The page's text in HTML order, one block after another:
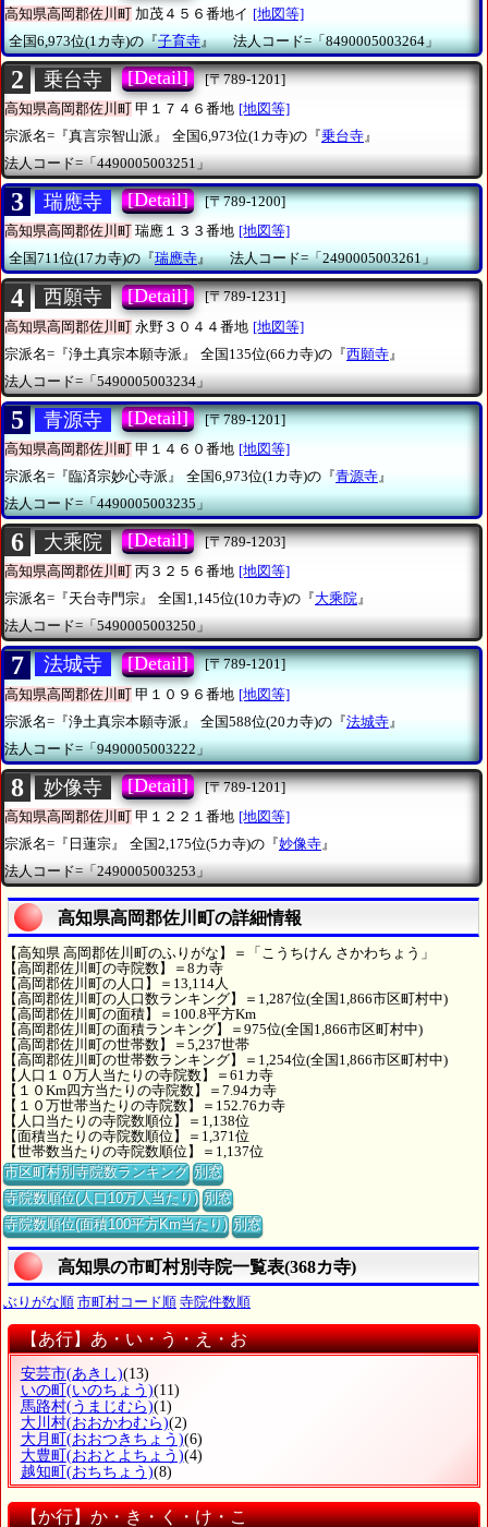
高知県高岡郡佐川町 加茂４５６番地イ [地図等]
全国6,973位(1カ寺)の『子育寺』 法人コード=「8490005003264」
2 乗台寺 [Detail]
[〒789-1201]
高知県高岡郡佐川町 甲１７４６番地 [地図等]
宗派名=『真言宗智山派』
全国6,973位(1カ寺)の『乗台寺』
法人コード=「4490005003251」
3 瑞應寺 [Detail]
[〒789-1200]
高知県高岡郡佐川町 瑞應１３３番地 [地図等]
全国711位(17カ寺)の『瑞應寺』 法人コード=「2490005003261」
4 西願寺 [Detail]
[〒789-1231]
高知県高岡郡佐川町 永野３０４４番地 [地図等]
宗派名=『浄土真宗本願寺派』
全国135位(66カ寺)の『西願寺 』
法人コード=「5490005003234」
5 青源寺 [Detail]
[〒789-1201]
高知県高岡郡佐川町 甲１４６０番地 [地図等]
宗派名=『臨済宗妙心寺派』
全国6,973位(1カ寺)の『青源寺』
法人コード=「4490005003235」
6 大乘院 [Detail]
[〒789-1203]
高知県高岡郡佐川町 丙３２５６番地 [地図等]
宗派名=『天台寺門宗』
全国1,145位(10カ寺)の『大乘院』
法人コード=「5490005003250」
7 法城寺 [Detail]
[〒789-1201]
高知県高岡郡佐川町 甲１０９６番地 [地図等]
宗派名=『浄土真宗本願寺派』
全国588位(20カ寺)の『法城寺 』
法人コード=「9490005003222」
8 妙像寺 [Detail]
[〒789-1201]
高知県高岡郡佐川町 甲１２２１番地 [地図等]
宗派名=『日蓮宗』
全国2,175位(5カ寺)の『妙像寺』
法人コード=「2490005003253」
高知県高岡郡佐川町の詳細情報
【高知県 高岡郡佐川町のふりがな】＝「こうちけん さかわちょう」
【高岡郡佐川町の寺院数】＝8カ寺
【高岡郡佐川町の人口】＝13,114人
【高岡郡佐川町の人口数ランキング】＝1,287位(全国1,866市区町村中)
【高岡郡佐川町の面積】＝100.8平方Km
【高岡郡佐川町の面積ランキング】＝975位(全国1,866市区町村中)
【高岡郡佐川町の世帯数】＝5,237世帯
【高岡郡佐川町の世帯数ランキング】＝1,254位(全国1,866市区町村中)
【人口１０万人当たりの寺院数】＝61カ寺
【１０Km四方当たりの寺院数】＝7.94カ寺
【１０万世帯当たりの寺院数】＝152.76カ寺
【人口当たりの寺院数順位】＝1,138位
【面積当たりの寺院数順位】＝1,371位
【世帯数当たりの寺院数順位】＝1,137位
市区町村別寺院数ランキング 別窓
寺院数順位(人口10万人当たり) 別窓
寺院数順位(面積100平方Km当たり) 別窓
高知県の市町村別寺院一覧表(368カ寺)
ぶりがな順 市町村コード順 寺院件数順
【あ行】あ・い・う・え・お
安芸市(あきし)(13)
いの町(いのちょう)(11)
馬路村(うまじむら)(1)
大川村(おおかわむら)(2)
大月町(おおつきちょう)(6)
大豊町(おおとよちょう)(4)
越知町(おちちょう)(8)
【か行】か・き・く・け・こ